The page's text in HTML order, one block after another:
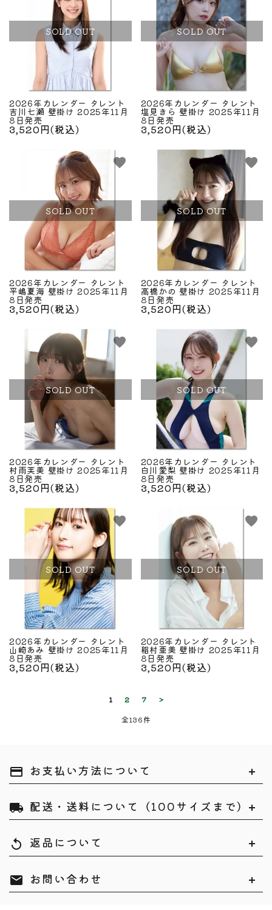
SOLD OUT
2026年カレンダー タレント
吉川七瀬 壁掛け 2025年11月
8日発売
3,520円(税込)
SOLD OUT
2026年カレンダー タレント
塩見きら 壁掛け 2025年11月
8日発売
3,520円(税込)
SOLD OUT
2026年カレンダー タレント
平嶋夏海 壁掛け 2025年11月
8日発売
3,520円(税込)
favorite
SOLD OUT
2026年カレンダー タレント
高橋かの 壁掛け 2025年11月
8日発売
3,520円(税込)
favorite
SOLD OUT
2026年カレンダー タレント
村雨芙美 壁掛け 2025年11月
8日発売
3,520円(税込)
favorite
SOLD OUT
2026年カレンダー タレント
白川愛梨 壁掛け 2025年11月
8日発売
3,520円(税込)
favorite
SOLD OUT
2026年カレンダー タレント
山崎あみ 壁掛け 2025年11月
8日発売
3,520円(税込)
favorite
SOLD OUT
2026年カレンダー タレント
稲村亜美 壁掛け 2025年11月
8日発売
3,520円(税込)
favorite
1 2 7
>
全136件
payment お支払い方法について
local_shipping 配送・送料について（100サイズまで）
replay 返品について
mail お問い合わせ